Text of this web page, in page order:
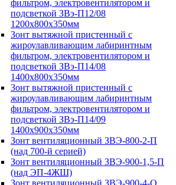
фильтром, электровентилятором и
подсветкой ЗВэ-П12/08
1200х800х350мм
Зонт вытяжной пристенный с
жироулавливающим лабиринтным
фильтром, электровентилятором и
подсветкой ЗВэ-П14/08
1400х800х350мм
Зонт вытяжной пристенный с
жироулавливающим лабиринтным
фильтром, электровентилятором и
подсветкой ЗВэ-П14/09
1400х900х350мм
Зонт вентиляционный ЗВЭ-800-2-П
(над 700-й серией)
Зонт вентиляционный ЗВЭ-900-1,5-П
(над ЭП-4ЖШ)
Зонт вентиляционный ЗВЭ-900-4-О